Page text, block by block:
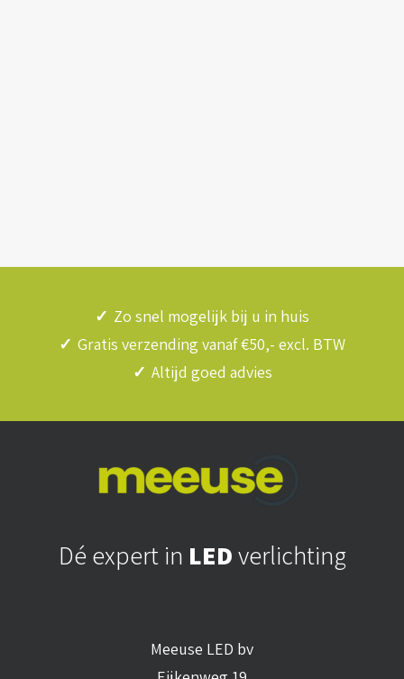
✓ Zo snel mogelijk bij u in huis
✓ Gratis verzending vanaf €50,- excl. BTW
✓ Altijd goed advies
Dé expert in LEDverlichting
Meeuse LED bv